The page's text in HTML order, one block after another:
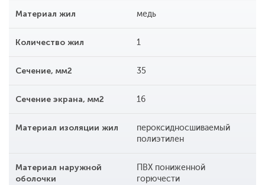
Материал жил медь
Количество жил 1
Сечение, мм2 35
Сечение экрана, мм2 16
Материал изоляции жил
пероксидносшиваемый
полиэтилен
Материал наружной
оболочки
ПВХ пониженной
горючести